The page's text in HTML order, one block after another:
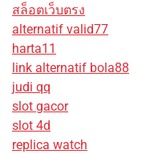
สล็อตเว็บตรง
alternatif valid77
harta11
link alternatif bola88
judi qq
slot gacor
slot 4d
replica watch